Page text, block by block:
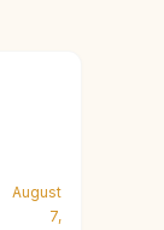
August
7,